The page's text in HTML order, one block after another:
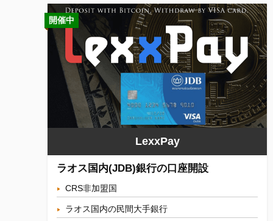
開催中
LexxPay
ラオス国内(JDB)銀行の口座開設
CRS非加盟国
ラオス国内の民間大手銀行